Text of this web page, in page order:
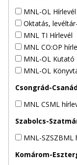
MNL-OL Hírlevél
Oktatás,
MNL TI Hírlevél
MNL CO:OP
MNL-OL Kutató
MNL-OL
Csongrád-
MNL CSML
Szabolcs-
MNL-SZSZBML
Komárom-